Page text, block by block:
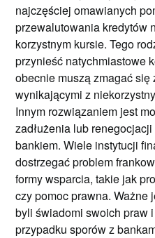
najczęściej omawianych
przewalutowania kredytów
korzystnym kursie. Tego
przynieść natychmiastowe
obecnie muszą zmagać się
wynikającymi z
Innym rozwiązaniem jest
zadłużenia lub
bankiem. Wiele instytucji
dostrzegać problem
formy wsparcia, takie jak
czy pomoc prawna. Ważne
byli świadomi swoich praw
przypadku sporów z